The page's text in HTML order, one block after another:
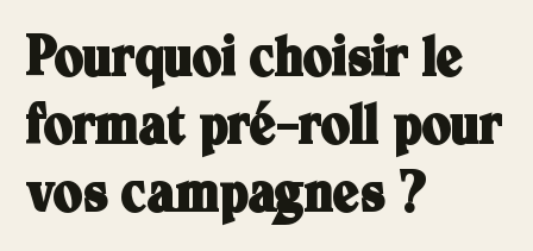
Pourquoi choisir le
format pré-roll pour
vos campagnes ?